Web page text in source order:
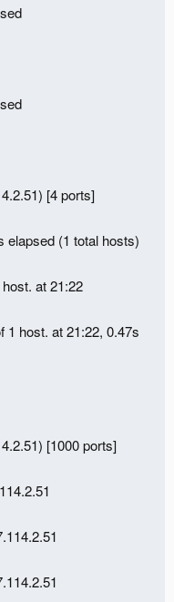
[4 ports]
elapsed (1 total hosts)
at 21:22
1 host. at 21:22, 0.47s
[1000 ports]